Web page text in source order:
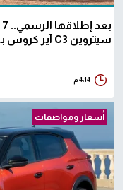
سيتروين C3 آير كروس بالسوق المصري
4:14 م
أسعار ومواصفات